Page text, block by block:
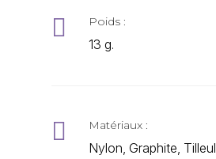
 Poids :
13 g.
 Matériaux :
Nylon, Graphite, Tilleul